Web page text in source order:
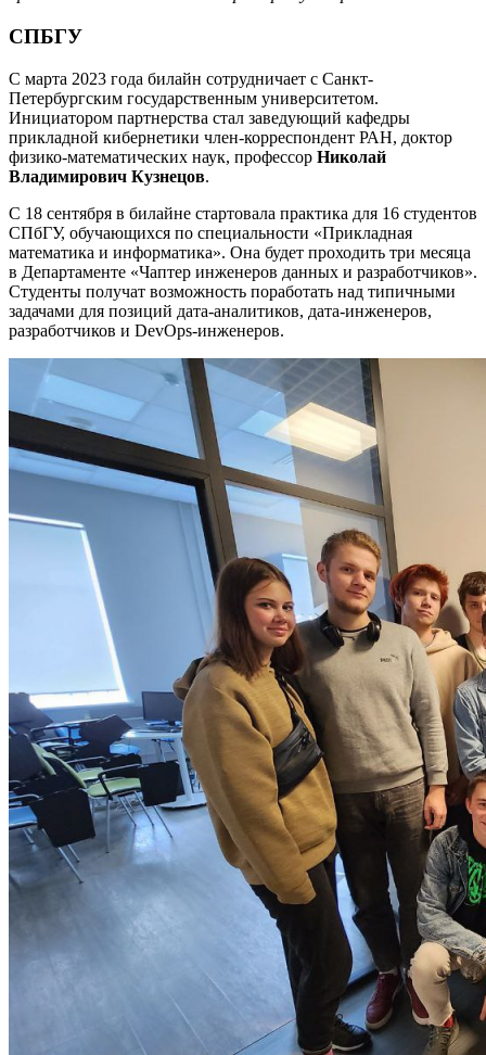
СПБГУ
С марта 2023 года билайн сотрудничает с Санкт-
Петербургским государственным университетом.
Инициатором партнерства стал заведующий кафедры
прикладной кибернетики член-корреспондент РАН, доктор
физико-математических наук, профессор Николай
Владимирович Кузнецов.
С 18 сентября в билайне стартовала практика для 16 студентов
СПбГУ, обучающихся по специальности «Прикладная
математика и информатика». Она будет проходить три месяца
в Департаменте «Чаптер инженеров данных и разработчиков».
Студенты получат возможность поработать над типичными
задачами для позиций дата-аналитиков, дата-инженеров,
разработчиков и DevOps-инженеров.